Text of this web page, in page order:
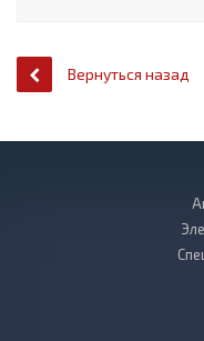
Вернуться назад